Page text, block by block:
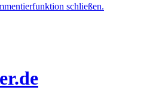
schließen.